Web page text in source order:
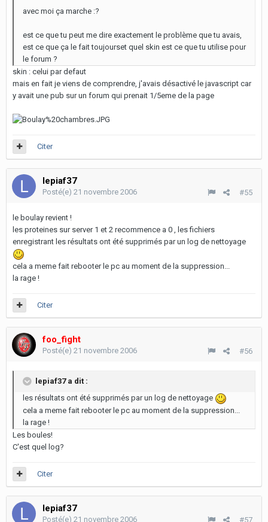
avec moi ça marche :?
est ce que tu peut me dire exactement le problème que tu avais,
est ce que ça le fait toujourset quel skin est ce que tu utilise pour
le forum ?
skin : celui par defaut
mais en fait je viens de comprendre, j'avais désactivé le javascript car
y avait une pub sur un forum qui prenait 1/5eme de la page
Citer
lepiaf37
#55
Posté(e) 21 novembre 2006
le boulay revient !
les proteines sur server 1 et 2 recommence a 0 , les fichiers
enregistrant les résultats ont été supprimés par un log de nettoyage
cela a meme fait rebooter le pc au moment de la suppression...
la rage !
Citer
foo_fight
#56
Posté(e) 21 novembre 2006
lepiaf37 a dit :
les résultats ont été supprimés par un log de nettoyage
cela a meme fait rebooter le pc au moment de la suppression...
la rage !
Les boules!
C'est quel log?
Citer
lepiaf37
#57
Posté(e) 21 novembre 2006